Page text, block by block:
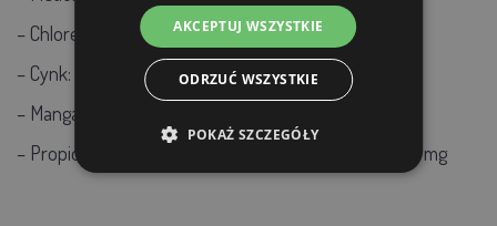
– Chlorek choliny: 3200 mg
– Cynk: 2800 mg
– Mangan: 380 mg
– Propionian wapnia (substancja konserwująca): 1000 mg
AKCEPTUJ WSZYSTKIE
ODRZUĆ WSZYSTKIE
POKAŻ SZCZEGÓŁY